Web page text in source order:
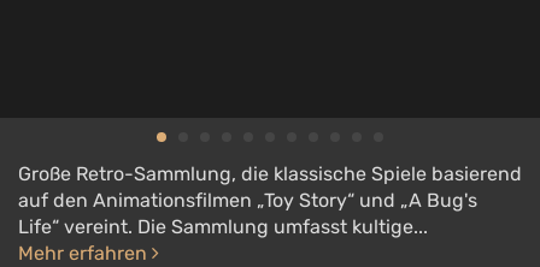
Große Retro-Sammlung, die klassische Spiele basierend
auf den Animationsfilmen „Toy Story“ und „A Bug's
Life“ vereint. Die Sammlung umfasst kultige...
Mehr erfahren